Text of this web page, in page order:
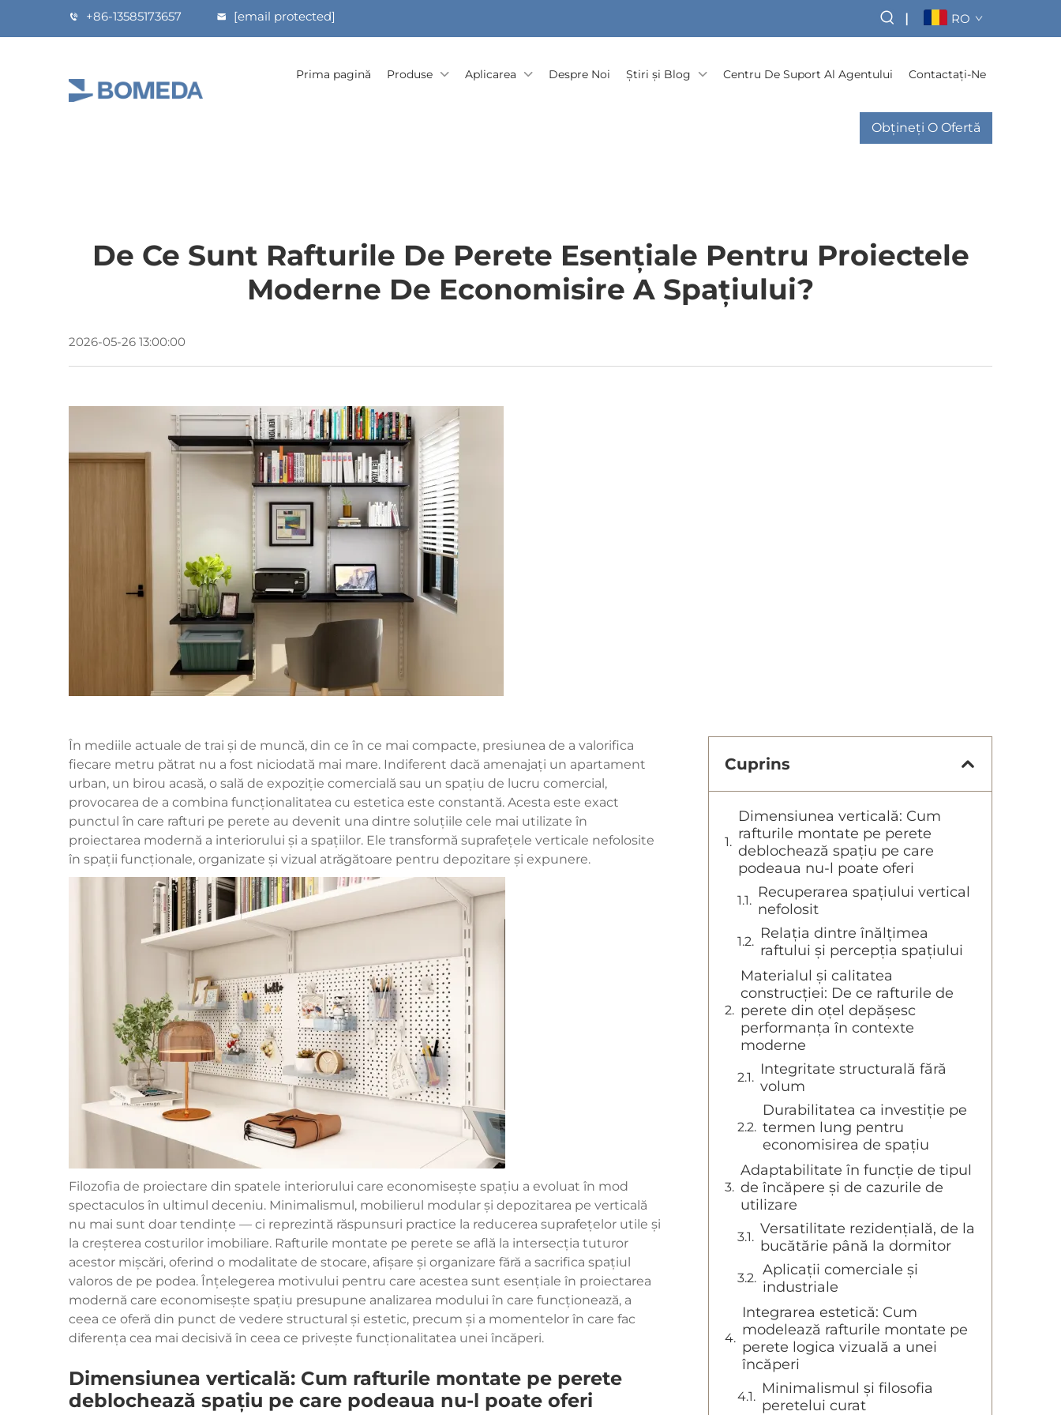
+86-13585173657 [email protected] | RO
Prima pagină Produse Aplicarea Despre Noi Știri și Blog Centru De Suport Al Agentului Contactați-Ne
Obțineți O Ofertă
De Ce Sunt Rafturile De Perete Esențiale Pentru Proiectele
Moderne De Economisire A Spațiului?
2026-05-26 13:00:00
În mediile actuale de trai și de muncă, din ce în ce mai compacte, presiunea de a valorifica
fiecare metru pătrat nu a fost niciodată mai mare. Indiferent dacă amenajați un apartament
urban, un birou acasă, o sală de expoziție comercială sau un spațiu de lucru comercial,
provocarea de a combina funcționalitatea cu estetica este constantă. Acesta este exact
punctul în care rafturi pe perete au devenit una dintre soluțiile cele mai utilizate în
proiectarea modernă a interiorului și a spațiilor. Ele transformă suprafețele verticale nefolosite
în spații funcționale, organizate și vizual atrăgătoare pentru depozitare și expunere.
Filozofia de proiectare din spatele interiorului care economisește spațiu a evoluat în mod
spectaculos în ultimul deceniu. Minimalismul, mobilierul modular și depozitarea pe verticală
nu mai sunt doar tendințe — ci reprezintă răspunsuri practice la reducerea suprafețelor utile și
la creșterea costurilor imobiliare. Rafturile montate pe perete se află la intersecția tuturor
acestor mișcări, oferind o modalitate de stocare, afișare și organizare fără a sacrifica spațiul
valoros de pe podea. Înțelegerea motivului pentru care acestea sunt esențiale în proiectarea
modernă care economisește spațiu presupune analizarea modului în care funcționează, a
ceea ce oferă din punct de vedere structural și estetic, precum și a momentelor în care fac
diferența cea mai decisivă în ceea ce privește funcționalitatea unei încăperi.
Dimensiunea verticală: Cum rafturile montate pe perete
deblochează spațiu pe care podeaua nu-l poate oferi
Cuprins
Dimensiunea verticală: Cum
rafturile montate pe perete
deblochează spațiu pe care
podeaua nu-l poate oferi
Recuperarea spațiului vertical
nefolosit
Relația dintre înălțimea
raftului și percepția spațiului
Materialul și calitatea
construcției: De ce rafturile de
perete din oțel depășesc
performanța în contexte
moderne
Integritate structurală fără
volum
Durabilitatea ca investiție pe
termen lung pentru
economisirea de spațiu
Adaptabilitate în funcție de tipul
de încăpere și de cazurile de
utilizare
Versatilitate rezidențială, de la
bucătărie până la dormitor
Aplicații comerciale și
industriale
Integrarea estetică: Cum
modelează rafturile montate pe
perete logica vizuală a unei
încăperi
Minimalismul și filosofia
peretelui curat